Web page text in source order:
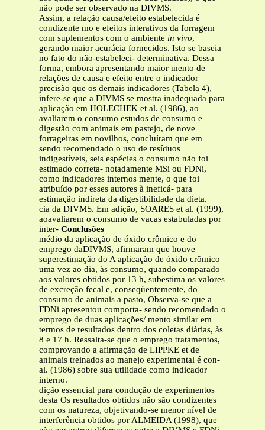
não pode ser observado na DIVMS.
Assim, a relação causa/efeito estabelecida é
condizente mo e efeitos interativos da forragem
com suplementos com o ambiente in vivo,
gerando maior acurácia fornecidos. Isto se baseia
no fato do não-estabeleci- determinativa. Dessa
forma, embora apresentando maior mento de
relações de causa e efeito entre o indicador
precisão que os demais indicadores (Tabela 4),
infere-se que a DIVMS se mostra inadequada para
aplicação em HOLECHEK et al. (1986), ao
avaliarem o consumo estudos de consumo e
digestão com animais em pastejo, de nove
forrageiras em novilhos, concluíram que em
sendo recomendado o uso de resíduos
indigestíveis, seis espécies o consumo não foi
estimado correta- notadamente MSi ou FDNi,
como indicadores internos mente, o que foi
atribuído por esses autores à ineficá- para
estimação indireta da digestibilidade da dieta.
cia da DIVMS. Em adição, SOARES et al. (1999),
aoavaliarem o consumo de vacas estabuladas por
inter- Conclusões
médio da aplicação de óxido crômico e do
emprego daDIVMS, afirmaram que houve
superestimação do A aplicação de óxido crômico
uma vez ao dia, às consumo, quando comparado
aos valores obtidos por 13 h, subestima os valores
de excreção fecal e, conseqüentemente, do
consumo de animais a pasto, Observa-se que a
FDNi apresentou comporta- sendo recomendado o
emprego de duas aplicações/ mento similar em
termos de resultados dentro dos coletas diárias, às
8 e 17 h. Ressalta-se que o emprego tratamentos,
comprovando a afirmação de LIPPKE et de
animais treinados ao manejo experimental é con-
al. (1986) sobre sua utilidade como indicador
interno.
dição essencial para condução de experimentos
desta Os resultados obtidos não são condizentes
com os natureza, objetivando-se menor nível de
interferência obtidos por ALMEIDA (1998), que